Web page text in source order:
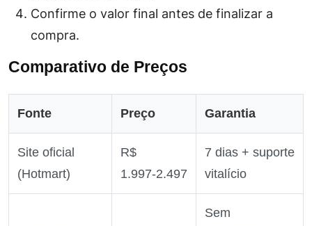
Confirme o valor final antes de finalizar a
compra.
Comparativo de Preços
Fonte Preço Garantia
Site oficial
(Hotmart)
R$
1.997‑2.497
7 dias + suporte
vitalício
Sem